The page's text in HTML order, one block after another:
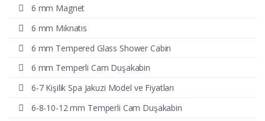
6 mm Magnet
6 mm Mıknatıs
6 mm Tempered Glass Shower Cabin
6 mm Temperli Cam Duşakabin
6-7 Kişilik Spa Jakuzi Model ve Fiyatları
6-8-10-12 mm Temperli Cam Duşakabin